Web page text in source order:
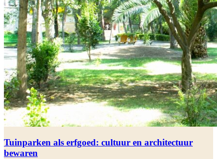
Tuinparken als erfgoed: cultuur en architectuur
bewaren